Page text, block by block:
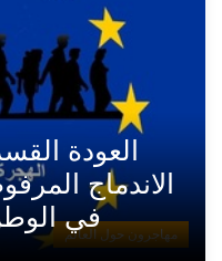
مهاجرون حول العالم
العودة
الاندماج
في